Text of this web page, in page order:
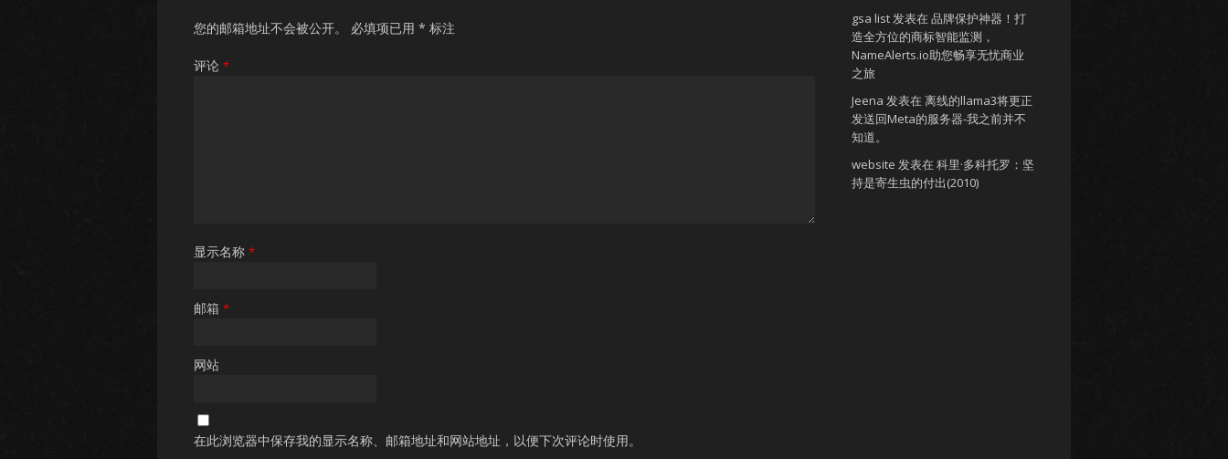
您的邮箱地址不会被公开。 必填项已用 * 标注
评论 *
显示名称 *
邮箱 *
网站
在此浏览器中保存我的显示名称、邮箱地址和网站地址，以便下次评论时使用。
gsa list发表在 品牌保护神器！打
造全方位的商标智能监测，
NameAlerts.io助您畅享无忧商业
之旅
Jeena 发表在 离线的llama3将更正
发送回Meta的服务器-我之前并不
知道。
website 发表在 科里·多科托罗：坚
持是寄生虫的付出(2010)